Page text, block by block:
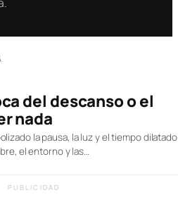
del descanso o el
nada
la pausa, la luz y el tiempo dilatado
el entorno y las…
PUBLICIDAD